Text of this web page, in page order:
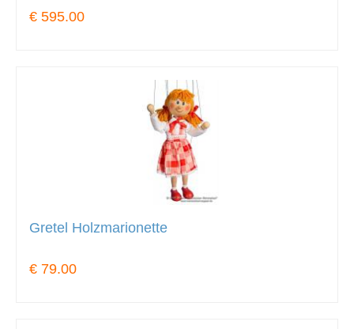
€ 595.00
Gretel Holzmarionette
€ 79.00